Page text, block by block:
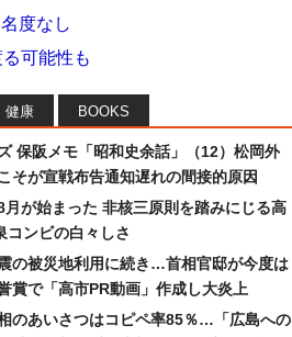
度なし
可能性も
健康 BOOKS
保阪メモ「昭和史余話」（12）松岡外
そが宣戦布告通知遅れの間接的原因
月が始まった 非核三原則を踏みにじる高
コンビの白々しさ
の被災地利用に続き…首相官邸が今度は
賞で「高市PR動画」作成し大炎上
のあいさつはコピペ率85％…「広島への